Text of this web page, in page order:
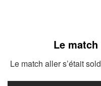
Le match
Le match aller s’était